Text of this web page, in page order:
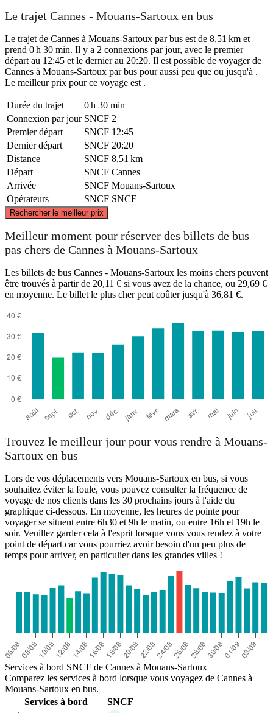
Le trajet Cannes - Mouans-Sartoux en bus
Le trajet de Cannes à Mouans-Sartoux par bus est de 8,51 km et
prend 0 h 30 min. Il y a 2 connexions par jour, avec le premier
départ au 12:45 et le dernier au 20:20. Il est possible de voyager de
Cannes à Mouans-Sartoux par bus pour aussi peu que ou jusqu'à .
Le meilleur prix pour ce voyage est .
Durée du trajet
0 h 30 min
Connexion par jour SNCF 2
Premier départ
SNCF 12:45
Dernier départ
SNCF 20:20
Distance
SNCF 8,51 km
Départ
SNCF Cannes
Arrivée
SNCF Mouans-Sartoux
Opérateurs
SNCF SNCF
Rechercher le meilleur prix
Meilleur moment pour réserver des billets de bus
pas chers de Cannes à Mouans-Sartoux
Les billets de bus Cannes - Mouans-Sartoux les moins chers peuvent
être trouvés à partir de 20,11 € si vous avez de la chance, ou 29,69 €
en moyenne. Le billet le plus cher peut coûter jusqu'à 36,81 €.
Trouvez le meilleur jour pour vous rendre à Mouans-
Sartoux en bus
Lors de vos déplacements vers Mouans-Sartoux en bus, si vous
souhaitez éviter la foule, vous pouvez consulter la fréquence de
voyage de nos clients dans les 30 prochains jours à l'aide du
graphique ci-dessous. En moyenne, les heures de pointe pour
voyager se situent entre 6h30 et 9h le matin, ou entre 16h et 19h le
soir. Veuillez garder cela à l'esprit lorsque vous vous rendez à votre
point de départ car vous pourriez avoir besoin d'un peu plus de
temps pour arriver, en particulier dans les grandes villes !
Services à bord SNCF de Cannes à Mouans-Sartoux
Comparez les services à bord lorsque vous voyagez de Cannes à
Mouans-Sartoux en bus.
Services à bord
SNCF